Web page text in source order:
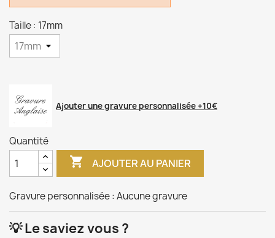
Taille : 17mm
Ajouter une gravure personnalisée +10€
Quantité
 AJOUTER AU PANIER
Gravure personnalisée : Aucune gravure
💡 Le saviez vous ?